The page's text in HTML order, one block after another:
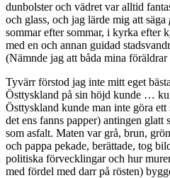
dunbolster och vädret var alltid
och glass, och jag lärde mig att säga
sommar efter sommar, i kyrka efter
med en och annan guidad
(Nämnde jag att båda mina föräldrar
Tyvärr förstod jag inte mitt eget
Östtyskland på sin höjd kunde …
Östtyskland kunde man inte göra
det ens fanns papper) antingen
som asfalt. Maten var grå, brun,
och pappa pekade, berättade, tog
politiska förvecklingar och hur
med fördel med darr på rösten)